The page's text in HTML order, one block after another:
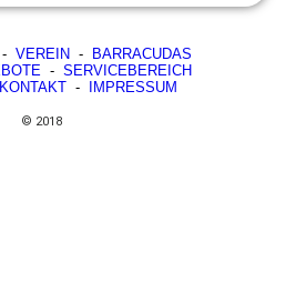
- VEREIN -
BARRACUDAS
-SERVICEBEREICH
KONTAKT- IMPRESSUM
© 2018